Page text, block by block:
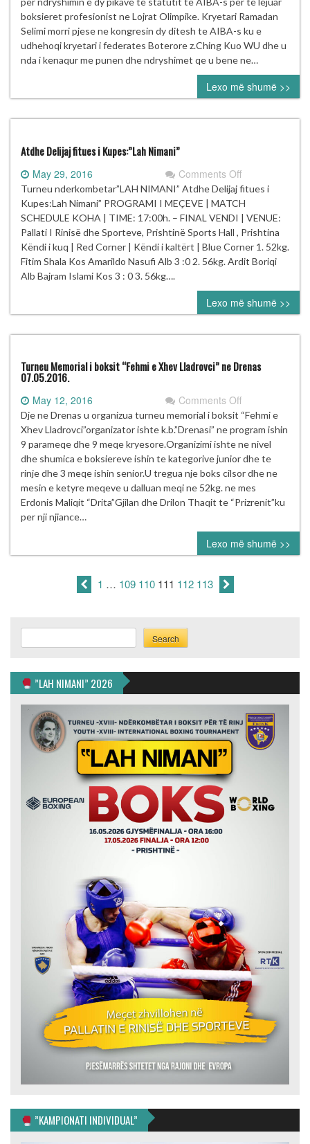
ne
Kongresin
e
AIBA-
s
në
Lozan
te
boksieret profesionist ne Lojrat Olimpike. Kryetari Ramadan
Selimi morri pjese ne kongresin dy ditesh te AIBA-s ku e
udhehoqi kryetari i federates Boterore z.Ching Kuo WU dhe u
nda i kenaqur me punen dhe ndryshimet qe u bene ne…
Lexo më shumë >>
Atdhe Delijaj fitues i Kupes:”Lah Nimani”
May 29, 2016 Comments Offon
Atdhe
Delijaj
fitues
i
Kupes:”Lah
Nimani”
Turneu nderkombetar”LAH NIMANI” Atdhe Delijaj fitues i
Kupes:Lah Nimani” PROGRAMI I MEÇEVE | MATCH
SCHEDULE KOHA | TIME: 17:00h. – FINAL VENDI | VENUE:
Pallati I Rinisë dhe Sporteve, Prishtinë Sports Hall , Prishtina
Këndi i kuq | Red Corner | Këndi i kaltërt | Blue Corner 1. 52kg.
Fitim Shala Kos Amarildo Nasufi Alb 3 :0 2. 56kg. Ardit Boriqi
Alb Bajram Islami Kos 3 : 0 3. 56kg….
Lexo më shumë >>
Turneu Memorial i boksit “Fehmi e Xhev Lladrovci” ne Drenas
07.05.2016.
May 12, 2016 Comments Offon
Turneu
Memorial
i
boksit
“Fehmi
e
Xhev
ne
Drenas
07.05.2016.
Dje ne Drenas u organizua turneu memorial i boksit “Fehmi e
Xhev Lladrovci”organizator ishte k.b.”Drenasi” ne program ishin
9 parameqe dhe 9 meqe kryesore.Organizimi ishte ne nivel
dhe shumica e boksiereve ishin te kategorive junior dhe te
rinje dhe 3 meqe ishin senior.U tregua nje boks cilsor dhe ne
mesin e ketyre meqeve u dalluan meqi ne 52kg. ne mes
Erdonis Maliqit “Drita”Gjilan dhe Drilon Thaqit te “Prizrenit”ku
per nji njiance…
Lexo më shumë >>
1 … 109 110 111 112 113
Search Search
”LAH NIMANI” 2026
”KAMPIONATI INDIVIDUAL”